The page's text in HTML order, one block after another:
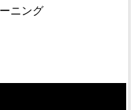
ニング